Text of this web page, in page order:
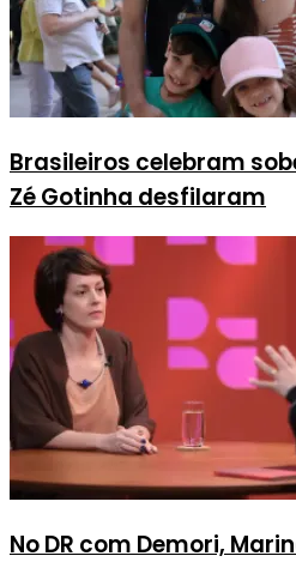
Brasileiros celebram
Zé Gotinha desfilaram
No DR com Demori,